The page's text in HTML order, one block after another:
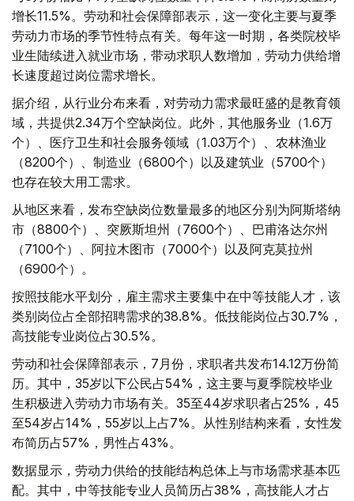
增长11.5%。劳动和社会保障部表示，这一变化主要与夏季
劳动力市场的季节性特点有关。每年这一时期，各类院校毕
业生陆续进入就业市场，带动求职人数增加，劳动力供给增
长速度超过岗位需求增长。
据介绍，从行业分布来看，对劳动力需求最旺盛的是教育领
域，共提供2.34万个空缺岗位。此外，其他服务业（1.6万
个）、医疗卫生和社会服务领域（1.03万个）、农林渔业
（8200个）、制造业（6800个）以及建筑业（5700个）
也存在较大用工需求。
从地区来看，发布空缺岗位数量最多的地区分别为阿斯塔纳
市（8800个）、突厥斯坦州（7600个）、巴甫洛达尔州
（7100个）、阿拉木图市（7000个）以及阿克莫拉州
（6900个）。
按照技能水平划分，雇主需求主要集中在中等技能人才，该
类别岗位占全部招聘需求的38.8%。低技能岗位占30.7%，
高技能专业岗位占30.5%。
劳动和社会保障部表示，7月份，求职者共发布14.12万份简
历。其中，35岁以下公民占54%，这主要与夏季院校毕业
生积极进入劳动力市场有关。35至44岁求职者占25%，45
至54岁占14%，55岁以上占7%。从性别结构来看，女性发
布简历占57%，男性占43%。
数据显示，劳动力供给的技能结构总体上与市场需求基本匹
配。其中，中等技能专业人员简历占38%，高技能人才占